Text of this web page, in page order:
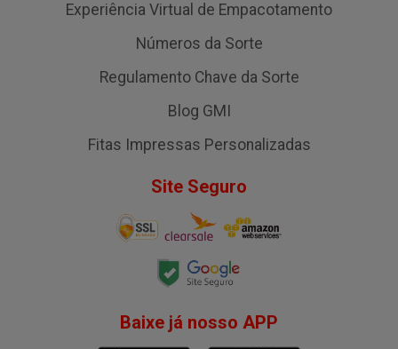
Experiência Virtual de Empacotamento
Números da Sorte
Regulamento Chave da Sorte
Blog GMI
Fitas Impressas Personalizadas
Site Seguro
Baixe já nosso APP